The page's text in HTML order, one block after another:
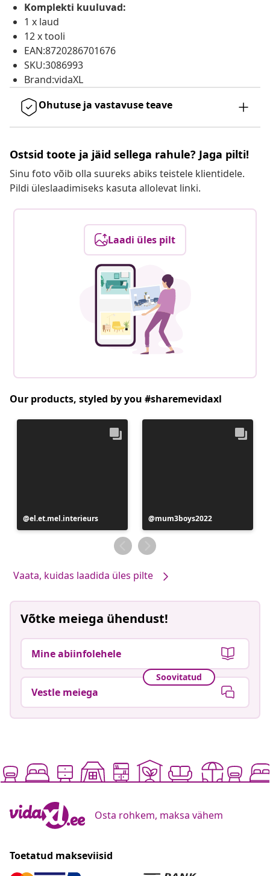
Komplekti kuuluvad:
1 x laud
12 x tooli
EAN:8720286701676
SKU:3086993
Brand:vidaXL
Ohutuse ja vastavuse teave
Ostsid toote ja jäid sellega rahule? Jaga pilti!
Sinu foto võib olla suureks abiks teistele klientidele.
Pildi üleslaadimiseks kasuta allolevat linki.
Laadi üles pilt
Our products, styled by you #sharemevidaxl
Postitus
avaldatud
el.et.mel.interieurs
Postitus
avaldatud
mum3boys2022
Vaata, kuidas laadida üles pilte
Võtke meiega ühendust!
Mine abiinfolehele
Soovitatud
Vestle meiega
Osta rohkem, maksa vähem
Toetatud makseviisid